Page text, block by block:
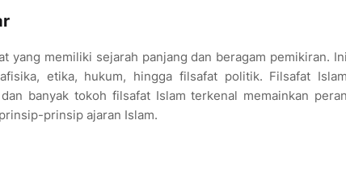
yang memiliki sejarah panjang dan beragam pemikiran. Ini
etika, hukum, hingga filsafat politik. Filsafat Islam
banyak tokoh filsafat Islam terkenal memainkan peran
prinsip ajaran Islam.